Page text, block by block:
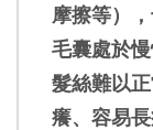
摩擦等）
毛囊處於
髮絲難以
癢、容易